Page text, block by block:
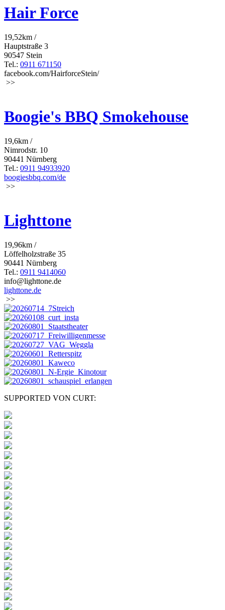
Hair Force
19,52km /
Hauptstraße 3
90547 Stein
Tel.: 0911 671150
facebook.com/HairforceStein/
>>
Boogie's BBQ Smokehouse
19,6km /
Nimrodstr. 10
90441 Nürnberg
Tel.: 0911 94933920
boogiesbbq.com/de
>>
Lighttone
19,96km /
Löffelholzstraße 35
90441 Nürnberg
Tel.: 0911 9414060
info@lighttone.de
lighttone.de
>>
SUPPORTED VON CURT: